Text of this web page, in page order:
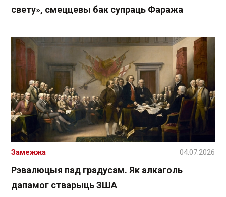
свету», смеццевы бак супраць Фаража
Рэвалюцыя пад градусам. Як алкаголь
дапамог стварыць ЗША
Замежжа 04.07.2026